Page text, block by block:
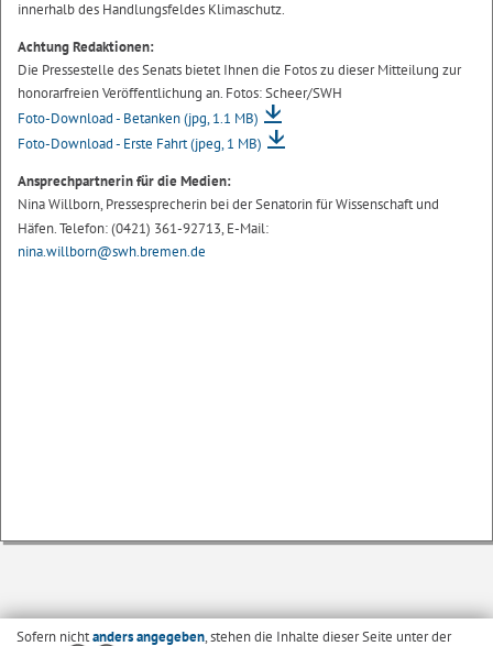
innerhalb des Handlungsfeldes Klimaschutz.
Achtung Redaktionen:
Die Pressestelle des Senats bietet Ihnen die Fotos zu dieser Mitteilung zur
honorarfreien Veröffentlichung an. Fotos: Scheer/SWH
Foto-Download - Betanken(jpg, 1.1 MB)
Foto-Download - Erste Fahrt(jpeg, 1 MB)
Ansprechpartnerin für die Medien:
Nina Willborn, Pressesprecherin bei der Senatorin für Wissenschaft und
Häfen. Telefon: (0421) 361-92713, E-Mail:
nina.willborn@swh.bremen.de
Sofern nichtanders angegeben, stehen die Inhalte dieser Seite unter der